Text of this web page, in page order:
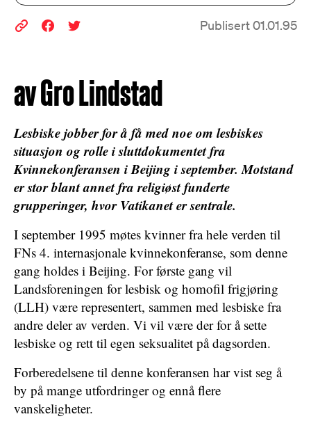
Publisert 01.01.95
av Gro Lindstad
Lesbiske jobber for å få med noe om lesbiskes
situasjon og rolle i sluttdokumentet fra
Kvinnekonferansen i Beijing i september. Motstand
er stor blant annet fra religiøst funderte
grupperinger, hvor Vatikanet er sentrale.
I september 1995 møtes kvinner fra hele verden til
FNs 4. internasjonale kvinnekonferanse, som denne
gang holdes i Beijing. For første gang vil
Landsforeningen for lesbisk og homofil frigjøring
(LLH) være representert, sammen med lesbiske fra
andre deler av verden. Vi vil være der for å sette
lesbiske og rett til egen seksualitet på dagsorden.
Forberedelsene til denne konferansen har vist seg å
by på mange utfordringer og ennå flere
vanskeligheter.